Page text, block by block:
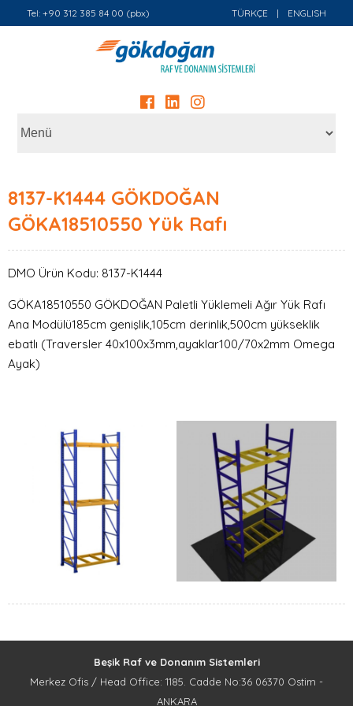
Tel: +90 312 385 84 00 (pbx) TÜRKÇE | ENGLISH
8137-K1444 GÖKDOĞAN
GÖKA18510550 Yük Rafı
DMO Ürün Kodu: 8137-K1444
GÖKA18510550 GÖKDOĞAN Paletli Yüklemeli Ağır Yük Rafı
Ana Modülü185cm genişlik,105cm derinlik,500cm yükseklik
ebatlı (Traversler 40x100x3mm,ayaklar100/70x2mm Omega
Ayak)
Beşik Raf ve Donanım Sistemleri
Merkez Ofis / Head Office: 1185. Cadde No:36 06370 Ostim -
ANKARA